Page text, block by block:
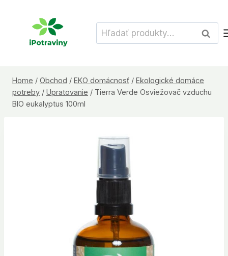
Hľadať:
Home / Obchod / EKO domácnosť / Ekologické domáce
potreby / Upratovanie / Tierra Verde Osviežovač vzduchu
BIO eukalyptus 100ml